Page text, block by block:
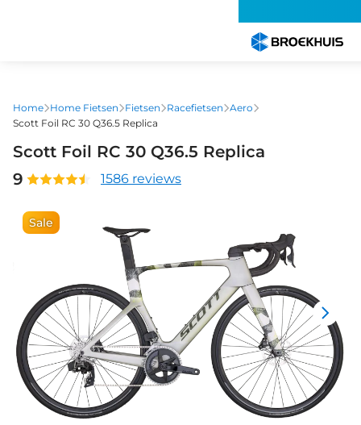
gaan
Home Home Fietsen Fietsen Racefietsen Aero
Scott Foil RC 30 Q36.5 Replica
Scott Foil RC 30 Q36.5 Replica
9
1586 reviews
Sale